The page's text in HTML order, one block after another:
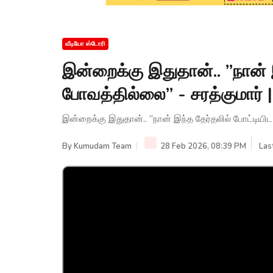
வீடியோ ஸ்டோரி
இன்றைக்கு இதுதான்.. ”நான்
போவத்தில்லை” - சரத்குமார்
இன்றைக்கு இதுதான்.. ”நான் இந்த தேர்தலில்
ByKumudam Team 28 Feb 2026, 08:39 PM